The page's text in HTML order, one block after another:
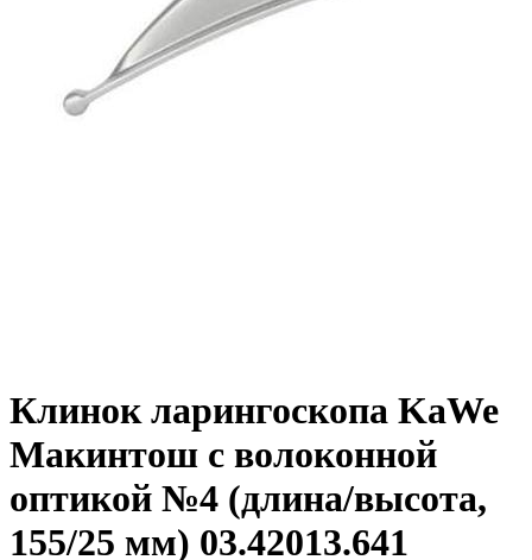
Клинок ларингоскопа KaWe
Макинтош с волоконной
оптикой №4 (длина/высота,
155/25 мм) 03.42013.641